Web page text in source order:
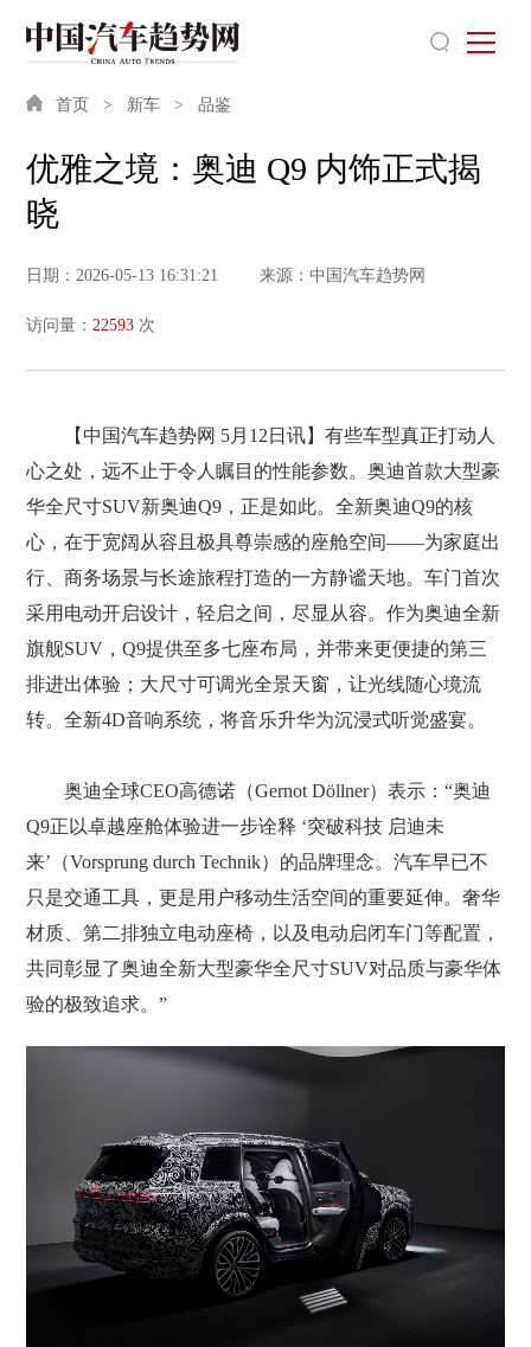
首页 新车 品鉴
优雅之境：奥迪 Q9 内饰正式揭
晓
日期：2026-05-13 16:31:21 来源：中国汽车趋势网
访问量：22593 次
【中国汽车趋势网 5月12日讯】有些车型真正打动人
心之处，远不止于令人瞩目的性能参数。奥迪首款大型豪
华全尺寸SUV新奥迪Q9，正是如此。全新奥迪Q9的核
心，在于宽阔从容且极具尊崇感的座舱空间——为家庭出
行、商务场景与长途旅程打造的一方静谧天地。车门首次
采用电动开启设计，轻启之间，尽显从容。作为奥迪全新
旗舰SUV，Q9提供至多七座布局，并带来更便捷的第三
排进出体验；大尺寸可调光全景天窗，让光线随心境流
转。全新4D音响系统，将音乐升华为沉浸式听觉盛宴。
奥迪全球CEO高德诺（Gernot Döllner）表示：“奥迪
Q9正以卓越座舱体验进一步诠释 ‘突破科技 启迪未
来’（Vorsprung durch Technik）的品牌理念。汽车早已不
只是交通工具，更是用户移动生活空间的重要延伸。奢华
材质、第二排独立电动座椅，以及电动启闭车门等配置，
共同彰显了奥迪全新大型豪华全尺寸SUV对品质与豪华体
验的极致追求。”